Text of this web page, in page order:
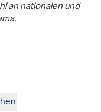
an nationalen und